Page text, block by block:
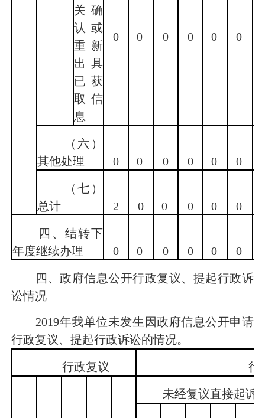
关确
认或
重新
出具
已获
取信
息
0 0 0 0 0 0
（六）
其他处理
0 0 0 0 0 0
（七）
总计
2 0 0 0 0 0
四、结转下
年度继续办理
0 0 0 0 0 0
四、政府信息公开行政复议、提起行政诉
讼情况
2019年我单位未发生因政府信息公开申请
行政复议、提起行政诉讼的情况。
行政复议 行
未经复议直接起诉